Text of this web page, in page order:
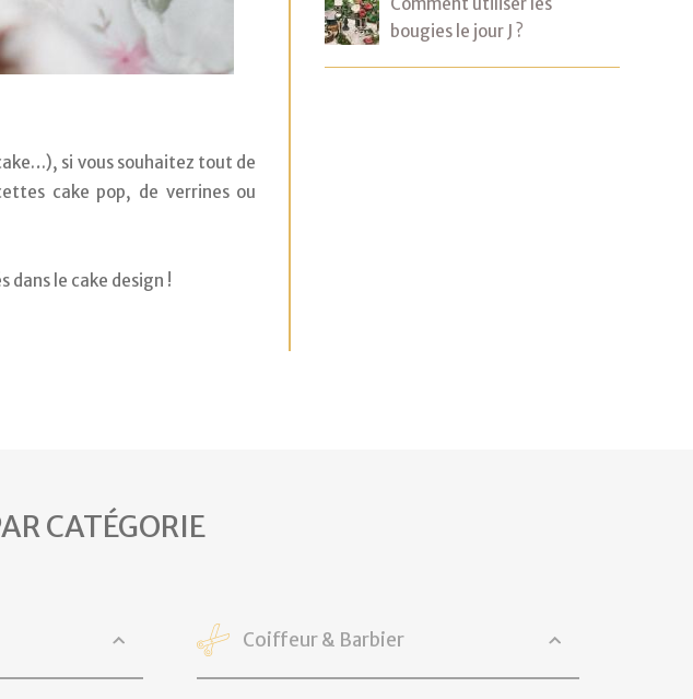
si vous souhaitez tout de
cake pop, de verrines ou
dans le cake design !
bougies le jour J ?
CATÉGORIE
Coiffeur & Barbier